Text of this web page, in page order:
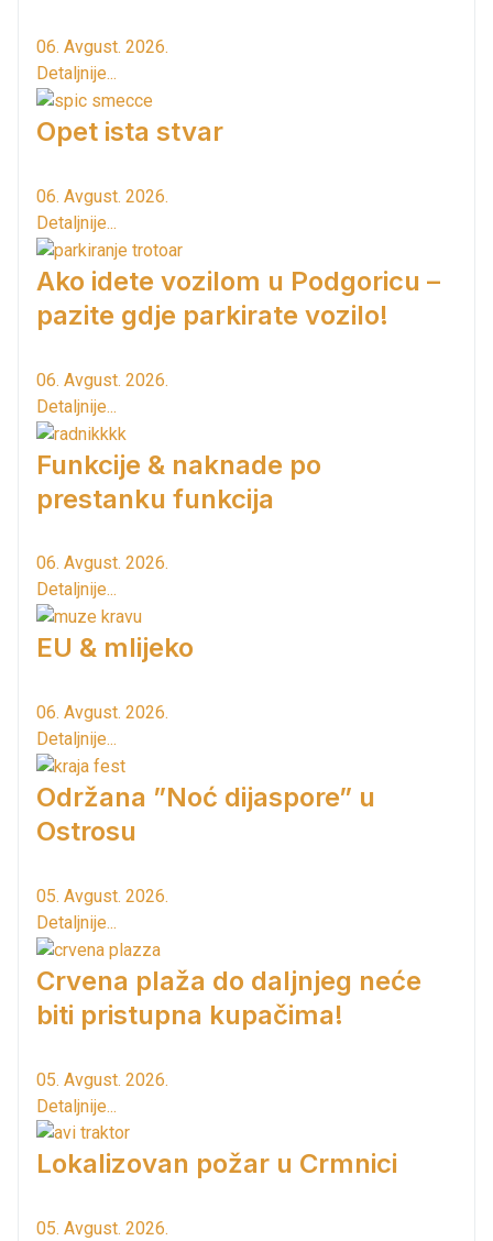
06. Avgust. 2026.
Detaljnije...
Opet ista stvar
06. Avgust. 2026.
Detaljnije...
Ako idete vozilom u Podgoricu –
pazite gdje parkirate vozilo!
06. Avgust. 2026.
Detaljnije...
Funkcije & naknade po
prestanku funkcija
06. Avgust. 2026.
Detaljnije...
EU & mlijeko
06. Avgust. 2026.
Detaljnije...
Održana ”Noć dijaspore” u
Ostrosu
05. Avgust. 2026.
Detaljnije...
Crvena plaža do daljnjeg neće
biti pristupna kupačima!
05. Avgust. 2026.
Detaljnije...
Lokalizovan požar u Crmnici
05. Avgust. 2026.